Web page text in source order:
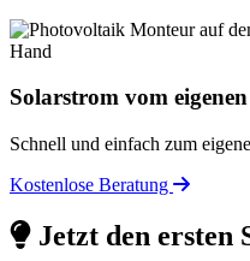
Solarstrom vom
Schnell und einfach zum
Kostenlose Beratung
Jetzt den ersten